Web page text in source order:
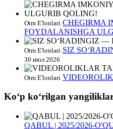
Otm E'lonlari CHEGIRMA
FOYDALANISHGA
Otm E'lonlari SIZ
30 июл 2026
Otm E'lonlari
Koʻp koʻrilgan
QABUL | 2025/2026-